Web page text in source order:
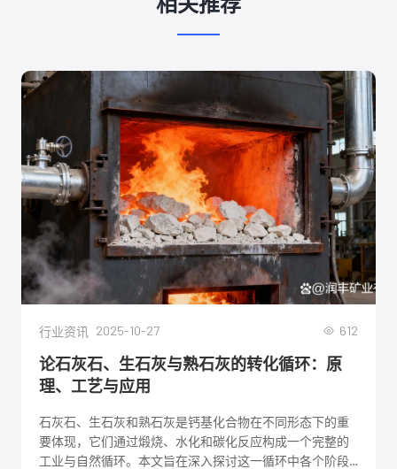
行业资讯 2025-10-27 612
论石灰石、生石灰与熟石灰的转化循环：原
理、工艺与应用
石灰石、生石灰和熟石灰是钙基化合物在不同形态下的重
要体现，它们通过煅烧、水化和碳化反应构成一个完整的
工业与自然循环。本文旨在深入探讨这一循环中各个阶段